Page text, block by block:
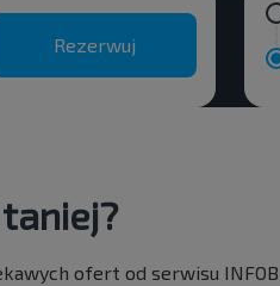
Rezerwuj
ofert od serwisu